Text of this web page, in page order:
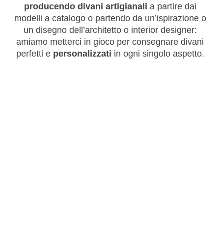
producendo divani artigianali a partire dai
modelli a catalogo o partendo da un’ispirazione o
un disegno dell’architetto o interior designer:
amiamo metterci in gioco per consegnare divani
perfetti e personalizzati in ogni singolo aspetto.